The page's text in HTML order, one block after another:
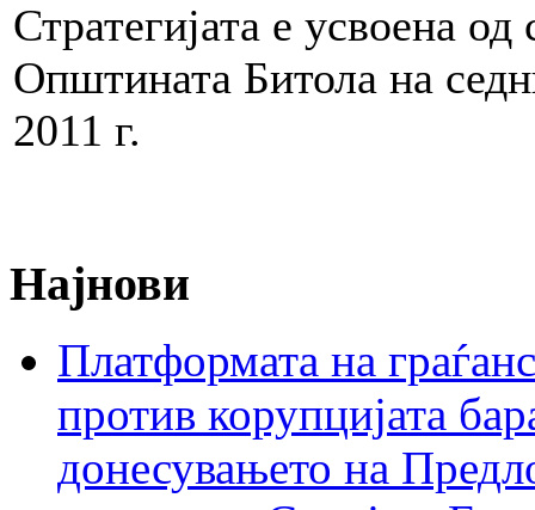
Стратегијата е усвоена
Општината Битола на
2011 г.
Најнови
Платформата на
против корупцијата
донесувањето на